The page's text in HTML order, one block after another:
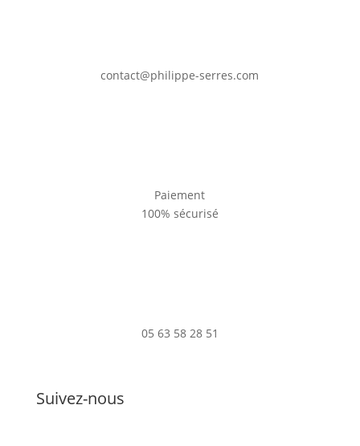
contact@philippe-serres.com
Paiement
100% sécurisé
05 63 58 28 51
Suivez-nous